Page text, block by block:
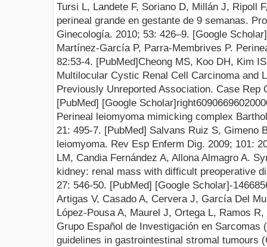
Tursi L, Landete F, Soriano D, Millán J, Ripoll
perineal grande en gestante de 9 semanas.
Ginecología. 2010; 53: 426–9. [Google Scholar]
Martínez-García P, Parra-Membrives P.
82:53-4. [PubMed]Cheong MS, Koo DH, Kim
Multilocular Cystic Renal Cell Carcinoma and
Previously Unreported Association. Case Rep
[PubMed] [Google Scholar]right609066960
Perineal leiomyoma mimicking complex
21: 495-7. [PubMed] Salvans Ruiz S, Gimeno
leiomyoma. Rev Esp Enferm Dig. 2009; 101:
LM, Candia Fernández A, Allona Almagro A.
kidney: renal mass with difficult preoperative
27: 546-50. [PubMed] [Google Scholar]-146685
Artigas V, Casado A, Cervera J, García Del
López-Pousa A, Maurel J, Ortega L, Ramos
Grupo Español de Investigación en Sarcomas
guidelines in gastrointestinal stromal tumours